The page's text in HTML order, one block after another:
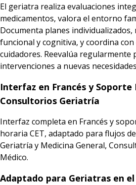
El geriatra realiza evaluaciones
medicamentos, valora el entorno
Documenta planes
funcional y cognitiva, y coordina
cuidadores. Reevalúa regularmente
intervenciones a nuevas
Interfaz en Francés y Soporte
Consultorios Geriatría
Interfaz completa en Francés y
horaria CET, adaptado para flujos
Geriatría y Medicina General,
Médico.
Adaptado para Geriatras en el